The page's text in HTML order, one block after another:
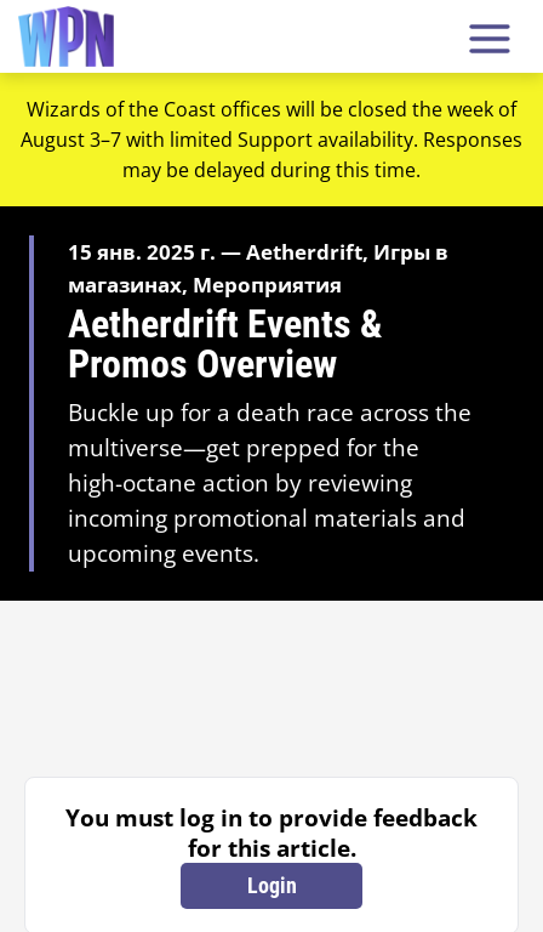
Wizards of the Coast offices will be closed the week of
August 3–7 with limited Support availability. Responses
may be delayed during this time.
15 янв. 2025 г. — Aetherdrift, Игры в
магазинах, Мероприятия
Aetherdrift Events &
Promos Overview
Buckle up for a death race across the
multiverse—get prepped for the
high-octane action by reviewing
incoming promotional materials and
upcoming events.
You must log in to provide feedback
for this article.
Login